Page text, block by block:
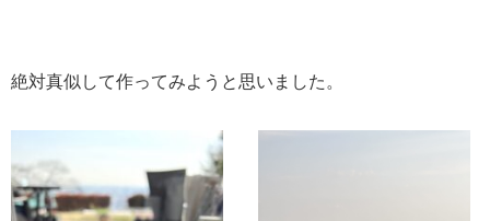
絶対真似して作ってみようと思いました。